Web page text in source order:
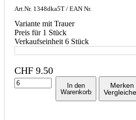
Art.Nr. 1348dka5T / EAN Nr.
Variante mit Trauer
Preis für 1 Stück
Verkaufseinheit 6 Stück
CHF 9.50
In den
Warenkorb
Merken